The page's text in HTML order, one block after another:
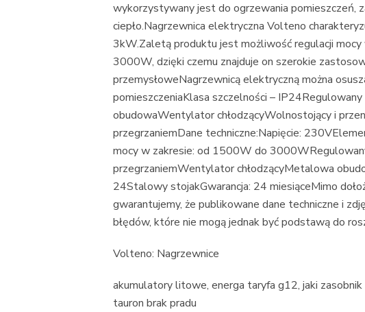
wykorzystywany jest do ogrzewania pomieszczeń,
ciepło.Nagrzewnica elektryczna Volteno
3kW.Zaletą produktu jest możliwość regulacji
3000W, dzięki czemu znajduje on szerokie
przemysłoweNagrzewnicą elektryczną można
pomieszczeniaKlasa szczelności –
obudowaWentylator chłodzącyWolnostojący i
przegrzaniemDane techniczne:Napięcie:
mocy w zakresie: od 1500W do
przegrzaniemWentylator chłodzącyMetalowa
24Stalowy stojakGwarancja: 24 miesiąceMimo
gwarantujemy, że publikowane dane techniczne i
błędów, które nie mogą jednak być podstawą do
Volteno: Nagrzewnice
akumulatory litowe, energa taryfa g12, jaki zasobnik
tauron brak pradu